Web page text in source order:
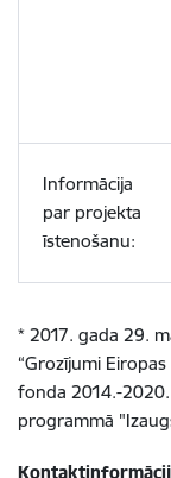
Informācija
par projekta
īstenošanu:
* 2017. gada 29.
“Grozījumi
fonda 2014.-
programmā